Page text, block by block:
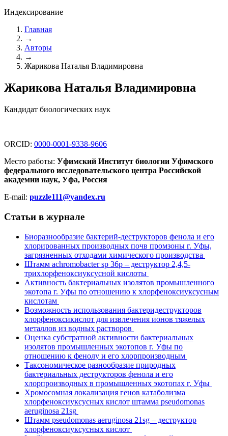
Индексирование
Главная
→
Авторы
→
Жарикова Наталья Владимировна
Жарикова Наталья Владимировна
Кандидат биологических наук
ORCID: 0000-0001-9338-9606
Место работы: Уфимский Институт биологии Уфимского
федерального исследовательского центра Российской
академии наук, Уфа, Россия
E-mail: puzzle111@yandex.ru
Статьи в журнале
Биоразнообразие бактерий-деструкторов фенола и его
хлорированных производных почв промзоны г. Уфы,
загрязненных отходами химического производства
Штамм achromobacter sp 36p ‒ деструктор 2,4,5-
трихлорфеноксиуксусной кислоты
Активность бактериальных изолятов промышленного
экотопа г. Уфы по отношению к хлорфеноксиуксусным
кислотам
Возможность использования бактеридеструкторов
хлорфеноксикислот для извлечения ионов тяжелых
металлов из водных растворов
Оценка субстратной активности бактериальных
изолятов промышленных экотопов г. Уфы по
отношению к фенолу и его хлорпроизводным
Таксономическое разнообразие природных
бактериальных деструкторов фенола и его
хлорпроизводных в промышленных экотопах г. Уфы
Хромосомная локализация генов катаболизма
хлорфеноксиуксусных кислот штамма pseudomonas
aeruginosa 21sg
Штамм pseudomonas aeruginosa 21sg – деструктор
хлорфеноксиуксусных кислот